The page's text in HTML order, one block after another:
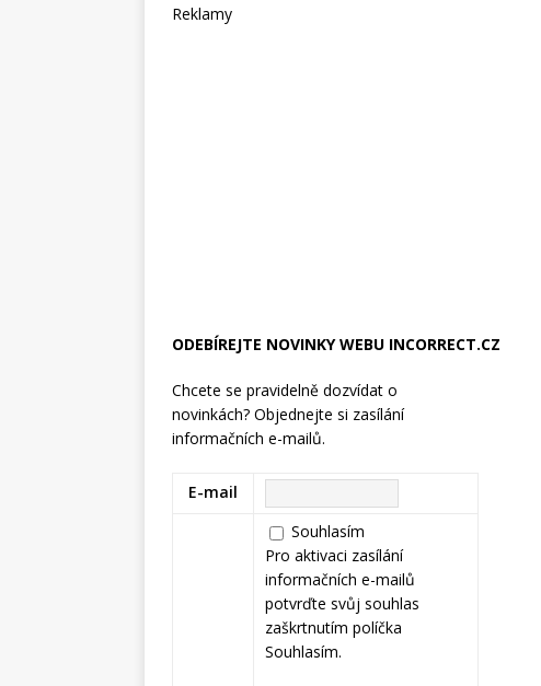
Reklamy
ODEBÍREJTE NOVINKY WEBU INCORRECT.CZ
Chcete se pravidelně dozvídat o
novinkách? Objednejte si zasílání
informačních e-mailů.
E-mail
Souhlasím
Pro aktivaci zasílání
informačních e-mailů
potvrďte svůj souhlas
zaškrtnutím políčka
Souhlasím.